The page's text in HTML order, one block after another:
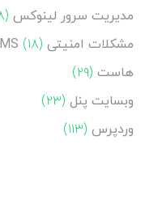
مدیریت سرور لینوکس (۸۸)
مشکلات امنیتی CMS (۱۸)
هاست (۲۹)
وبسایت پنل (۲۳)
وردپرس (۱۱۳)